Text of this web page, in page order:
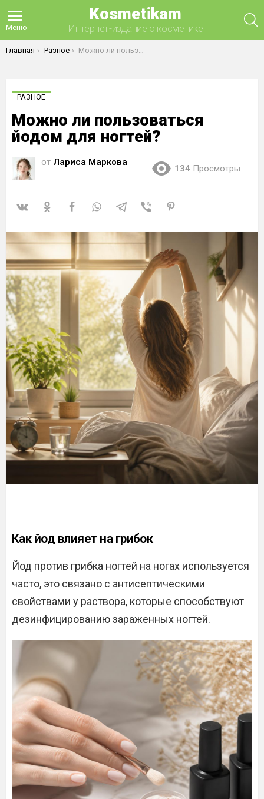
Меню
Kosmetikam
Интернет-издание о косметике
Вы здесь:
Главная Разное Можно ли пользоваться йодом для ногтей?
РАЗНОЕ
Можно ли пользоваться
йодом для ногтей?
от Лариса Маркова
134 Просмотры
Как йод влияет на грибок
Йод против грибка ногтей на ногах используется
часто, это связано с антисептическими
свойствами у раствора, которые способствуют
дезинфицированию зараженных ногтей.